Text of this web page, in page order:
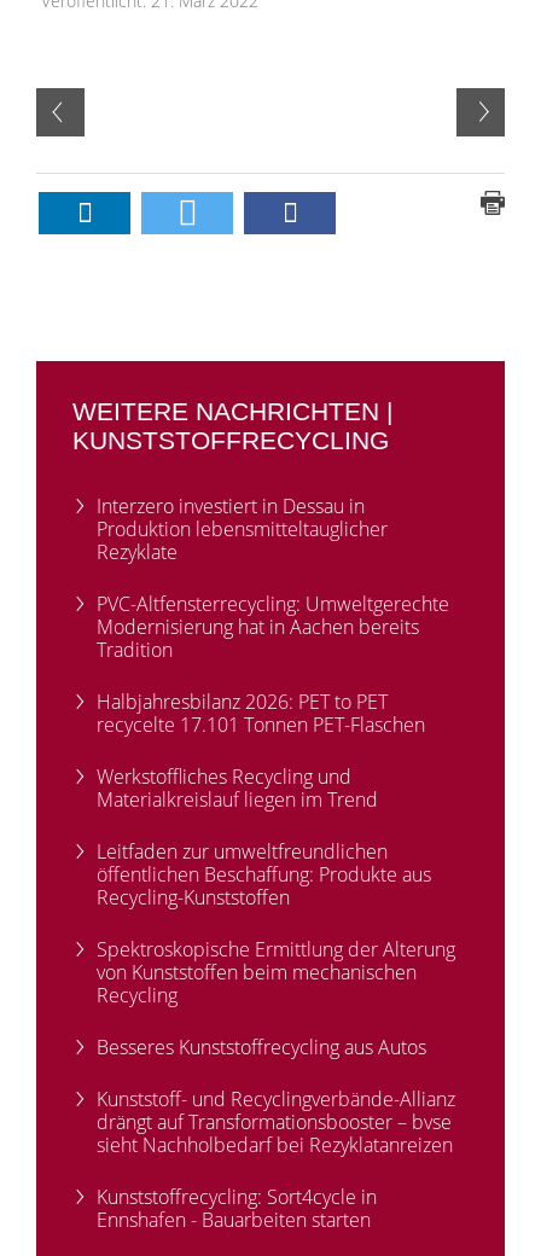
WEITERE NACHRICHTEN |
KUNSTSTOFFRECYCLING
Interzero investiert in Dessau in
Produktion lebensmitteltauglicher
Rezyklate
PVC-Altfensterrecycling: Umweltgerechte
Modernisierung hat in Aachen bereits
Tradition
Halbjahresbilanz 2026: PET to PET
recycelte 17.101 Tonnen PET-Flaschen
Werkstoffliches Recycling und
Materialkreislauf liegen im Trend
Leitfaden zur umweltfreundlichen
öffentlichen Beschaffung: Produkte aus
Recycling-Kunststoffen
Spektroskopische Ermittlung der Alterung
von Kunststoffen beim mechanischen
Recycling
Besseres Kunststoffrecycling aus Autos
Kunststoff- und Recyclingverbände-Allianz
drängt auf Transformationsbooster – bvse
sieht Nachholbedarf bei Rezyklatanreizen
Kunststoffrecycling: Sort4cycle in
Ennshafen - Bauarbeiten starten